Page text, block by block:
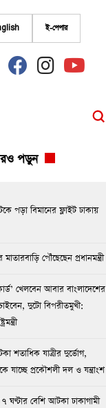
ই-পেপার
fab
fa-
fab
fa-
fab
fa-
পড়ুন
পড়া বিমানের ফ্লাইট ঢাকায়
পৌঁছেছেন প্রধানমন্ত্রী
খেলবেন আবার বাংলাদেশের
দুটো বিপরীতমুখী:
শতাধিক যাত্রীর দুর্ভোগ,
যাচ্ছে প্রকৌশলী দল ও যন্ত্রাংশ
ঘণ্টার বেশি আটকা ঢাকাগামী